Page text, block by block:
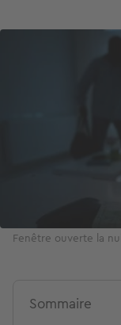
Image
Fenêtre ouverte la
Sommaire